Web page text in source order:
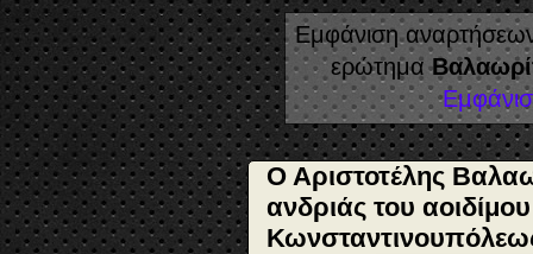
Εμφάνιση
ερώτημα
Ο Αριστοτέλης
ανδριάς του